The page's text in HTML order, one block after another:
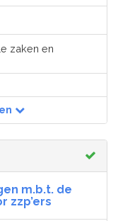
zaken en
m.b.t. de
zzp’ers